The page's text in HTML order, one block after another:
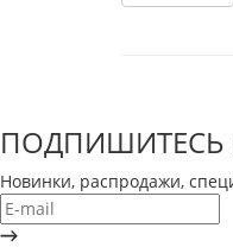
ПОДПИШИТЕСЬ
Новинки, распродажи,